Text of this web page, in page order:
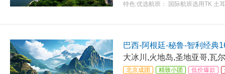
特色:优选航班： 国际航班选用TK 土
巴西-阿根廷-秘鲁-智利经典
大冰川,火地岛,圣地亚哥,瓦
北京成团 精致小团 低价爆款